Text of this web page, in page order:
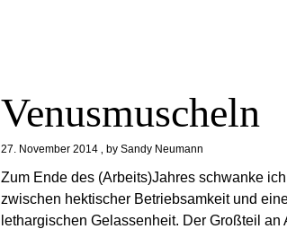
Venusmuscheln
27. November 2014 bySandy Neumann
Zum Ende des (Arbeits)Jahres schwanke
zwischen hektischer Betriebsamkeit und
lethargischen Gelassenheit. Der Großteil an